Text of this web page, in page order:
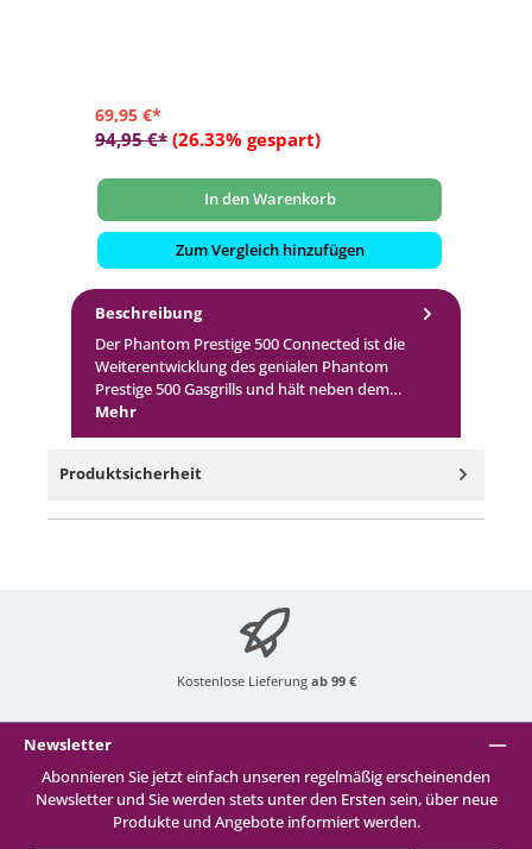
69,95 €*
94,95 €* (26.33% gespart)
In den Warenkorb
Zum Vergleich hinzufügen
Beschreibung
Der Phantom Prestige 500 Connected ist die
Weiterentwicklung des genialen Phantom
Prestige 500 Gasgrills und hält neben dem…
Mehr
Produktsicherheit
Kostenlose Lieferung ab 99 €
Newsletter
Abonnieren Sie jetzt einfach unseren regelmäßig erscheinenden
Newsletter und Sie werden stets unter den Ersten sein, über neue
Produkte und Angebote informiert werden.